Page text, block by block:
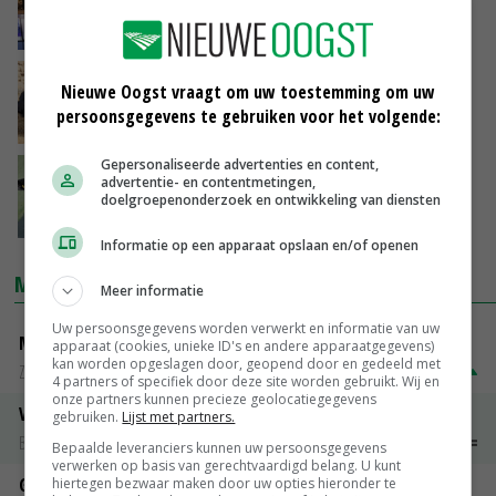
11-01-2025
Wiersma: geen aanvullende maatregelen na
MKZ-uitbraak in Duitsland
10-01-2025
Mond-en-klauwzeer duikt op in Duitse
Brandenburg
MARKTPRIJZEN
Magere melkpoeder
Zuivel NL
€ 269,00 € 7,00
Vleeskuikens 2001-2600 gr
Barneveld
€ 1,09~
Gerst
Nieuwe Oogst vraagt om uw toestemming om uw
persoonsgegevens te gebruiken voor het volgende:
Gepersonaliseerde advertenties en content,
advertentie- en contentmetingen,
doelgroepenonderzoek en ontwikkeling van diensten
Informatie op een apparaat opslaan en/of openen
Meer informatie
Uw persoonsgegevens worden verwerkt en informatie van uw
apparaat (cookies, unieke ID's en andere apparaatgegevens)
kan worden opgeslagen door, geopend door en gedeeld met
4 partners of specifiek door deze site worden gebruikt. Wij en
onze partners kunnen precieze geolocatiegegevens
gebruiken. Lijst met partners.
Bepaalde leveranciers kunnen uw persoonsgegevens
verwerken op basis van gerechtvaardigd belang. U kunt
hiertegen bezwaar maken door uw opties hieronder te